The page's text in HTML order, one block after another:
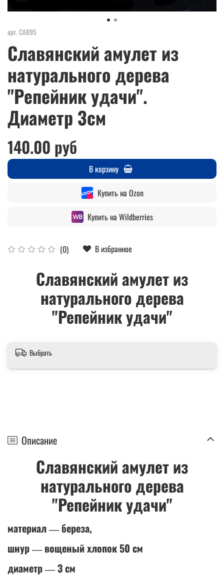
арт. СА895
Славянский амулет из
натурального дерева
"Репейник удачи".
Диаметр 3см
(0) В избранное
140.00 руб
В корзину
Купить на Ozon
Купить на Wildberries
Славянский амулет из
натурального дерева
"Репейник удачи"
Выбрать
Описание
Славянский амулет из
натурального дерева
"Репейник удачи"
материал ― береза,
шнур ― вощеный хлопок 50 см
диаметр ― 3 см